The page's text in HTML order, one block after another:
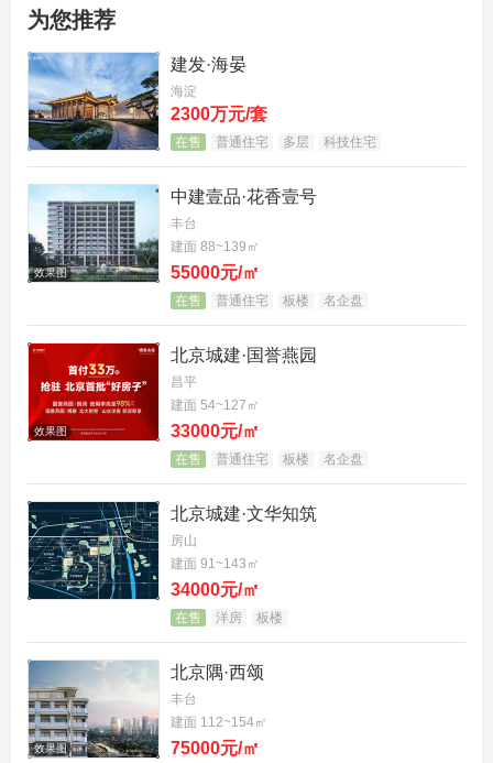
实景图
铺展约300米景观中轴，打造三山五园又一园，立体
园林带来双倍游园体验，实现“山是一座院，院是一
座山”的浑然天成。同时以中国造园框景手法，高定2
7个视觉花园，严控窗前进深、植物疏密、小品肌
理，让每一扇窗都成为独属于业主的山水画屏。甄选
元宝枫、红枫、黄栌、海棠等数十种珍株，与香山四
季同频，春赏桃樱、夏沐浓荫、秋观丹枫、冬览素
雪，四时皆景，步步生境。
为您推荐
建发·海晏
海淀
2300万元/套
在售 普通住宅 多层 科技住宅
效果图
中建壹品·花香壹号
丰台
建面 88~139㎡
55000元/㎡
在售 普通住宅 板楼 名企盘
效果图
北京城建·国誉燕园
昌平
建面 54~127㎡
33000元/㎡
在售 普通住宅 板楼 名企盘
北京城建·文华知筑
房山
建面 91~143㎡
34000元/㎡
在售 洋房 板楼
效果图
北京隅·西颂
丰台
建面 112~154㎡
75000元/㎡